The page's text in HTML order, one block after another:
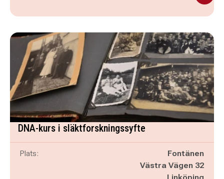
DNA-kurs i släktforskningssyfte
Plats:
Fontänen
Västra Vägen 32